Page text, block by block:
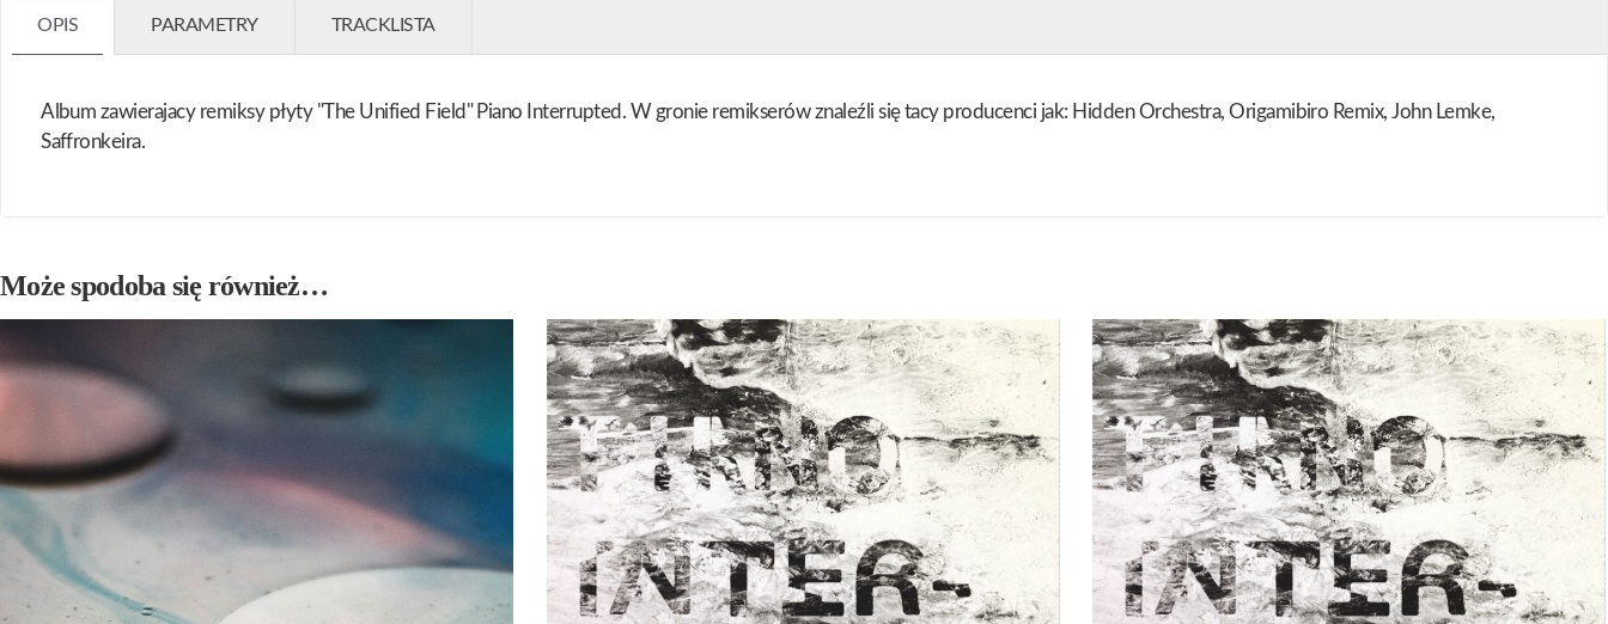
OPIS PARAMETRY TRACKLISTA
Album zawierajacy remiksy płyty "The Unified Field" Piano Interrupted. W gronie remikserów znaleźli się tacy producenci jak: Hidden Orchestra, Origamibiro Remix, John Lemke,
Saffronkeira.
Może spodoba się również…